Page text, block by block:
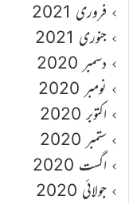
فروری 2021
جنوری 2021
دسمبر 2020
نومبر 2020
اکتوبر 2020
ستمبر 2020
اگست 2020
جولائی 2020